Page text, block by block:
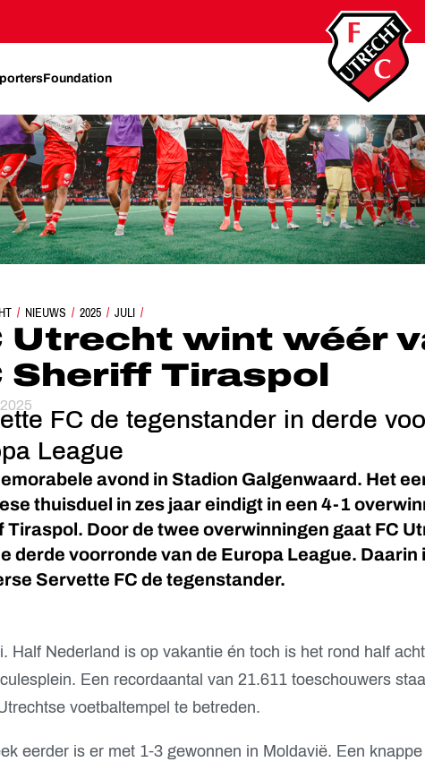
Foundation
NIEUWS 2025 JULI
FC UTRECHT WINT WÉÉR VAN FC SHERIFF TIRASPOL
Utrecht wint wéér
Sheriff Tiraspol
FC de tegenstander in derde
League
avond in Stadion Galgenwaard. Het
thuisduel in zes jaar eindigt in een 4-1
Tiraspol. Door de twee overwinningen gaat FC
derde voorronde van de Europa League. Daarin
Servette FC de tegenstander.
Half Nederland is op vakantie én toch is het rond half
Een recordaantal van 21.611 toeschouwers
voetbaltempel te betreden.
eerder is er met 1-3 gewonnen in Moldavië. Een